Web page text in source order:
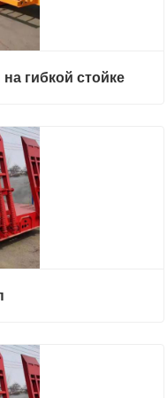
гибкой стойке